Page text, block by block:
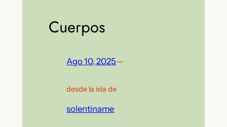
Cuerpos
Ago 10, 2025—
desde la isla de
solentiname